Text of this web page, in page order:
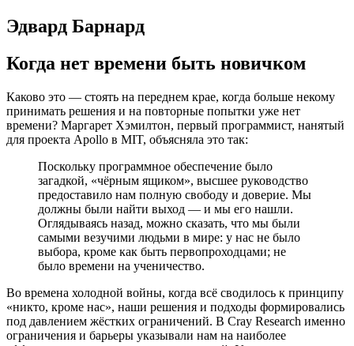
Эдвард Барнард
Когда нет времени быть новичком
Каково это — стоять на переднем крае, когда больше некому
принимать решения и на повторные попытки уже нет
времени? Маргарет Хэмилтон, первый программист, нанятый
для проекта Apollo в MIT, объясняла это так:
Поскольку программное обеспечение было
загадкой, «чёрным ящиком», высшее руководство
предоставило нам полную свободу и доверие. Мы
должны были найти выход — и мы его нашли.
Оглядываясь назад, можно сказать, что мы были
самыми везучими людьми в мире: у нас не было
выбора, кроме как быть первопроходцами; не
было времени на ученичество.
Во времена холодной войны, когда всё сводилось к принципу
«никто, кроме нас», наши решения и подходы формировались
под давлением жёстких ограничений. В Cray Research именно
ограничения и барьеры указывали нам на наиболее